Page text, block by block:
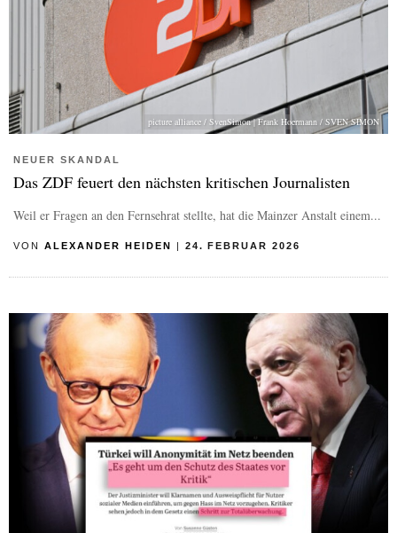
picture alliance / SvenSimon | Frank Hoermann / SVEN SIMON
NEUER SKANDAL
Das ZDF feuert den nächsten kritischen Journalisten
Weil er Fragen an den Fernsehrat stellte, hat die Mainzer Anstalt einem...
VON ALEXANDER HEIDEN | 24. FEBRUAR 2026